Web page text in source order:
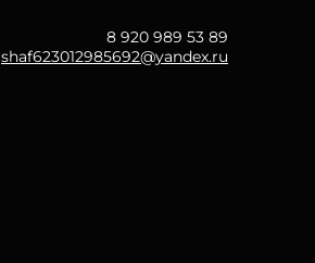
8 920 989 53 89
shaf623012985692@yandex.ru